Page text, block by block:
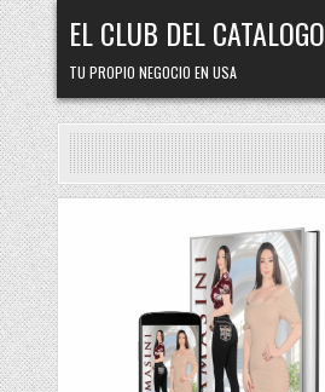
Skip
to
content
EL CLUB DEL CATALOGO
TU PROPIO NEGOCIO EN USA